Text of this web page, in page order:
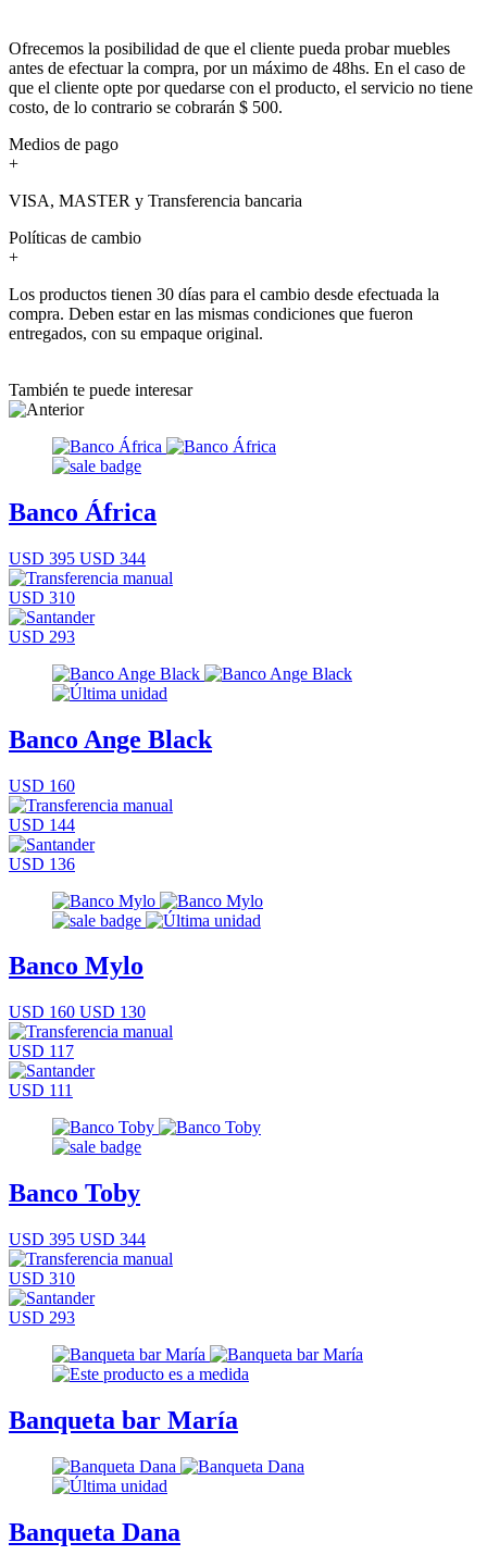
Ofrecemos la posibilidad de que el cliente pueda probar muebles
antes de efectuar la compra, por un máximo de 48hs. En el caso de
que el cliente opte por quedarse con el producto, el servicio no tiene
costo, de lo contrario se cobrarán $ 500.
Medios de pago
+
VISA, MASTER y Transferencia bancaria
Políticas de cambio
+
Los productos tienen 30 días para el cambio desde efectuada la
compra. Deben estar en las mismas condiciones que fueron
entregados, con su empaque original.
También te puede interesar
Banco África
USD 395 USD 344
USD 310
USD 293
Banco Ange Black
USD 160
USD 144
USD 136
Banco Mylo
USD 160 USD 130
USD 117
USD 111
Banco Toby
USD 395 USD 344
USD 310
USD 293
Banqueta bar María
Banqueta Dana